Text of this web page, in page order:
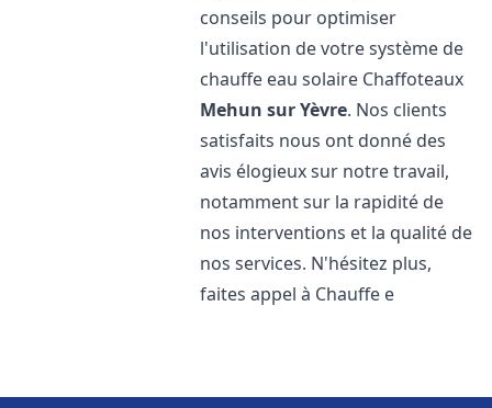
conseils pour optimiser
l'utilisation de votre système de
chauffe eau solaire Chaffoteaux
Mehun sur Yèvre. Nos clients
satisfaits nous ont donné des
avis élogieux sur notre travail,
notamment sur la rapidité de
nos interventions et la qualité de
nos services. N'hésitez plus,
faites appel à Chauffe e